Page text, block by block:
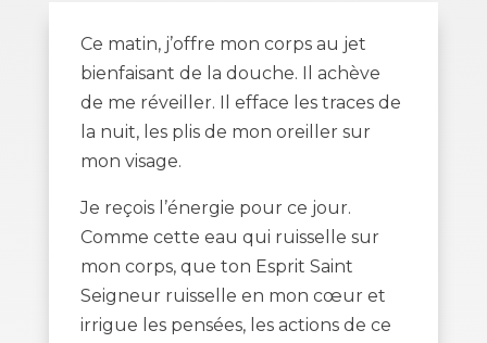
Ce matin, j’offre mon corps au jet
bienfaisant de la douche. Il achève
de me réveiller. Il efface les traces de
la nuit, les plis de mon oreiller sur
mon visage.
Je reçois l’énergie pour ce jour.
Comme cette eau qui ruisselle sur
mon corps, que ton Esprit Saint
Seigneur ruisselle en mon cœur et
irrigue les pensées, les actions de ce